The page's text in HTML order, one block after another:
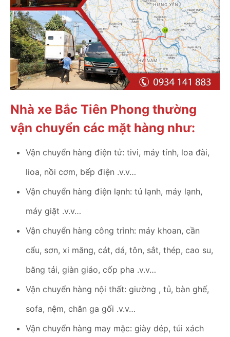
Nhà xe Bắc Tiên Phong thường
vận chuyển các mặt hàng như:
Vận chuyển hàng điện tử: tivi, máy tính, loa đài,
lioa, nồi cơm, bếp điện .v.v…
Vận chuyển hàng điện lạnh: tủ lạnh, máy lạnh,
máy giặt .v.v…
Vận chuyển hàng công trình: máy khoan, cần
cẩu, sơn, xi măng, cát, dá, tôn, sắt, thép, cao su,
băng tải, giàn giáo, cốp pha .v.v…
Vận chuyển hàng nội thất: giường , tủ, bàn ghế,
sofa, nệm, chăn ga gối .v.v…
Vận chuyển hàng may mặc: giày dép, túi xách